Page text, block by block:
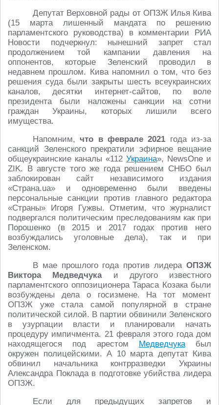
Депутат Верховной рады от ОПЗЖ Илья Кива
(15 марта лишенный мандата по решению
парламентского руководства) в комментарии РИА
Новости подчеркнул: нынешний запрет стал
продолжением той кампании давления на
оппонентов, которые Зеленский проводил в
недавнем прошлом. Кива напомнил о том, что без
решения суда были закрыты шесть всеукраинских
каналов, десятки интернет-сайтов, по воле
президента были наложены санкции на сотни
граждан Украины, которых лишили всего
имущества.
Напомним,что в феврале 2021 года из-за
санкций Зеленского прекратили эфирное вещание
общеукраинские каналы «112 Украина», NewsOne и
ZIK. В августе того же года решением СНБО был
заблокирован сайт независимого издания
«Страна.ua» и одновременно были введены
персональные санкции против главного редактора
«Страны» Игоря Гужвы. Отметим, что журналист
подвергался политическим преследованиям как при
Порошенко (в 2015 и 2017 годах против него
возбуждались уголовные дела), так и при
Зеленском.
В мае прошлого года против лидераОПЗЖ
Виктора Медведчука и другого известного
парламентского оппозиционера Тараса Козака были
возбуждены дела о госизмене. На тот момент
ОПЗЖ уже стала самой популярной в стране
политической силой. В партии обвинили Зеленского
в узурпации власти и планировали начать
процедуру импичмента. 21 февраля этого года дом
находящегося под арестом Медведчукабыл
окружен полицейскими. А 10 марта депутат Кива
обвинил начальника контрразведки Украины
Александра Поклада в подготовке убийства лидера
ОПЗЖ.
Если для предыдущих запретов и